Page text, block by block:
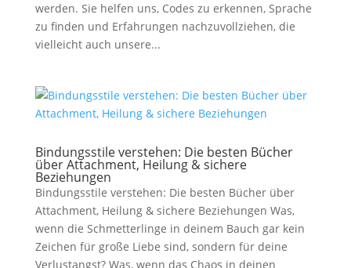
werden. Sie helfen uns, Codes zu erkennen, Sprache
zu finden und Erfahrungen nachzuvollziehen, die
vielleicht auch unsere...
Bindungsstile verstehen: Die besten Bücher
über Attachment, Heilung & sichere
Beziehungen
Bindungsstile verstehen: Die besten Bücher über
Attachment, Heilung & sichere Beziehungen Was,
wenn die Schmetterlinge in deinem Bauch gar kein
Zeichen für große Liebe sind, sondern für deine
Verlustangst? Was, wenn das Chaos in deinen